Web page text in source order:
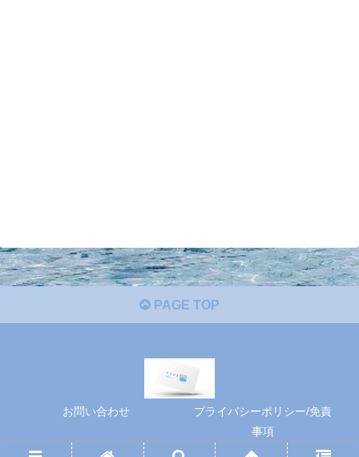
PAGE TOP
お問い合わせ
プライバシーポリシー/免責
事項